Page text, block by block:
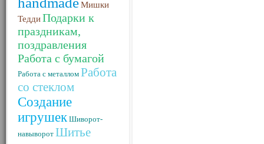
Мишки
ТеддиПодарки к
праздникам,
поздравления
Работа с бумагой
Работа с металлом Работа
со стеклом
Создание
игрушек Шиворот-
навыворот Шитье